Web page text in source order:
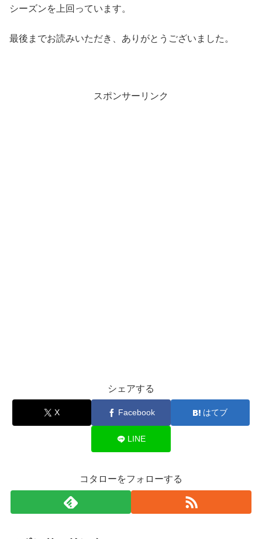
シーズンを上回っています。
最後までお読みいただき、ありがとうございました。
スポンサーリンク
シェアする
X Facebook はてブ
LINE
コタローをフォローする